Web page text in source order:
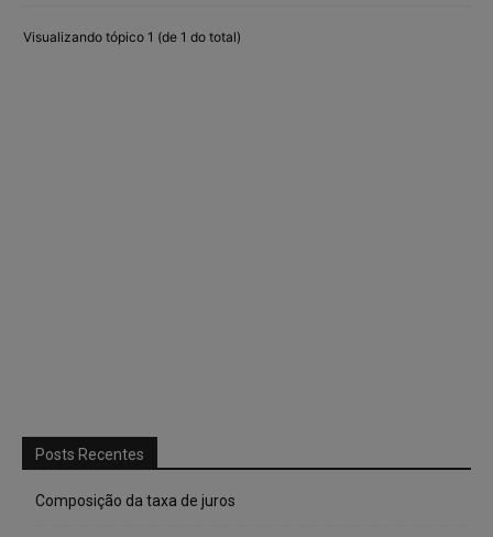
Visualizando tópico 1 (de 1 do total)
Posts Recentes
Composição da taxa de juros